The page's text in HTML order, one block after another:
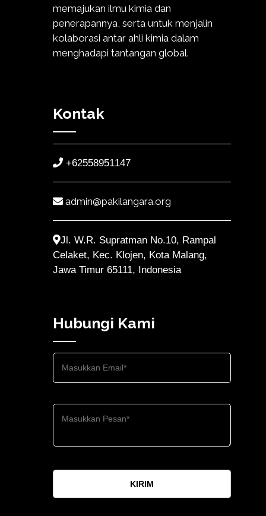
memajukan ilmu kimia dan
penerapannya, serta untuk menjalin
kolaborasi antar ahli kimia dalam
menghadapi tantangan global.
Kontak
+62558951147
admin@pakilangara.org
Jl. W.R. Supratman No.10, Rampal
Celaket, Kec. Klojen, Kota Malang,
Jawa Timur 65111, Indonesia
Hubungi Kami
KIRIM